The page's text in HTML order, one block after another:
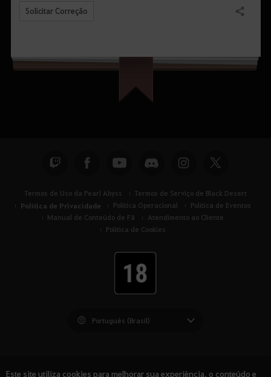
Solicitar Correção Compartilhar
Termos de Uso da Pearl Abyss Termos de Serviço de Black Desert
Política de Privacidade Política Operacional
Política de Eventos
Manual de Conteúdo de Fã
Atendimento ao Cliente
Política de Cookies
Black Desert -
Este site utiliza cookies para melhorar sua experiência, o conteúdo e